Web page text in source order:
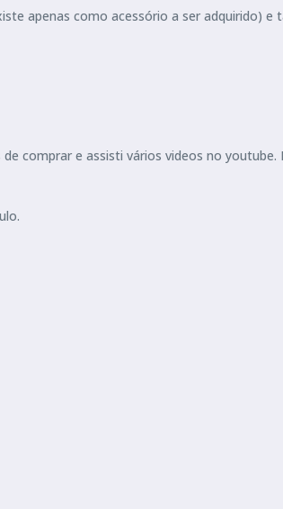
apenas como acessório a ser adquirido)
comprar e assisti vários videos no